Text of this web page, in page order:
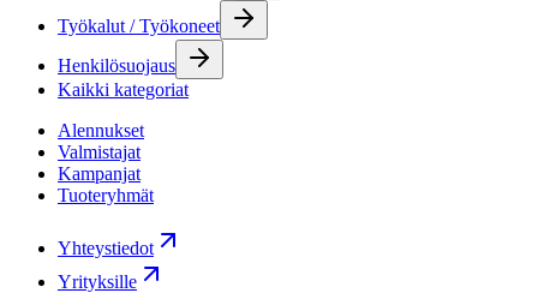
Työkalut / Työkoneet
Henkilösuojaus
Kaikki kategoriat
Alennukset
Valmistajat
Kampanjat
Tuoteryhmät
Yhteystiedot
Yrityksille